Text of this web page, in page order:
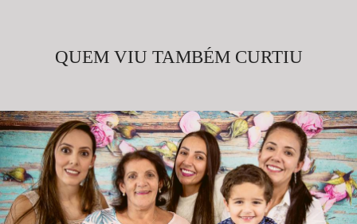
QUEM VIU TAMBÉM CURTIU